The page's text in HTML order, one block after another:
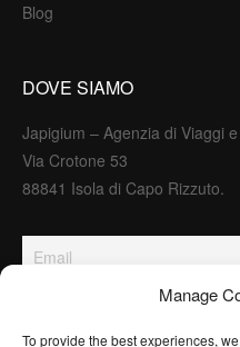
Manage
To provide the best experiences,
Blog
DOVE SIAMO
Japigium – Agenzia di Viaggi
Via Crotone 53
88841 Isola di Capo Rizzuto.